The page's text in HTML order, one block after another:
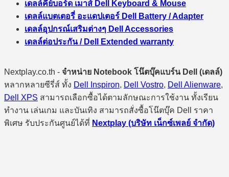
เดลล์คีย์บอร์ด เมาส์ Dell Keyboard & Mouse
เดลล์แบตเตอรี่ อะแดปเตอร์ Dell Battery / Adapter
เดลล์อุปกรณ์เสริมต่างๆ Dell Accessories
เดลล์ต่อประกัน / Dell Extended warranty
Nextplay.co.th - จำหน่าย Notebook โน๊ตบุ๊คแบร์น Dell (เดลล์)
หลากหลายซีรี่ส์ ทั้ง Dell Inspiron, Dell Vostro, Dell Alienware,
Dell XPS สามารถเลือกซื้อได้ตามลักษณะการใช้งาน ทั้งเรียน
ทำงาน เล่นเกม และบันเทิง สามารถสั่งซื้อโน๊ตบุ๊ค Dell ราคา
พิเศษ รับประกันศูนย์ได้ที่ Nextplay (บริษัท เน็กซ์เพลย์ จำกัด)